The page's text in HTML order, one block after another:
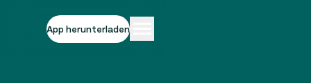
App herunterladen